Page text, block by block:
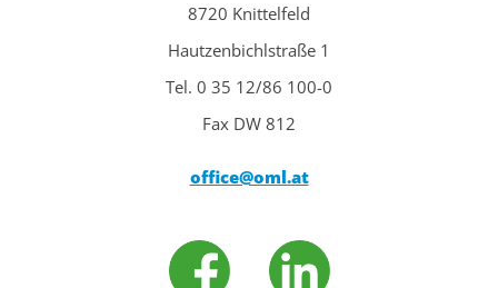
8720 Knittelfeld
Hautzenbichlstraße 1
Tel. 0 35 12/86 100-0
Fax DW 812
office@oml.at